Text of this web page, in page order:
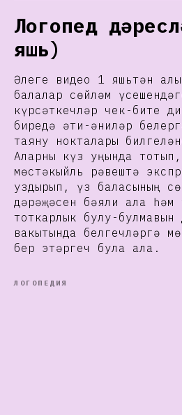
Логопед
яшь)
Әлеге видео 1 яшьтән
балалар сөйләм
күрсәткечләр чек-бите
биредә әти-әниләр
таяну нокталары
Аларны күз уңында
мөстәкыйль рәвештә
уздырып, үз баласының
дәрәҗәсен бәяли ала һәм
тоткарлык булу-булмавын
вакытында белгечләргә
бер этәргеч була ала.
ЛОГОПЕДИЯ